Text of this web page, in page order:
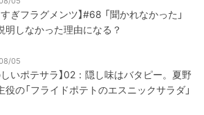
すぎフラグメンツ】#68 「聞かれなかった」
明しなかった理由になる？
05
しいポテサラ】02：隠し味はバタピー。夏野
役の「フライドポテトのエスニックサラダ」